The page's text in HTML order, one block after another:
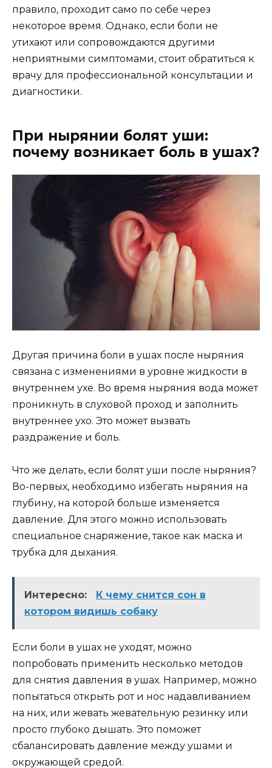
правило, проходит само по себе через
некоторое время. Однако, если боли не
утихают или сопровождаются другими
неприятными симптомами, стоит обратиться к
врачу для профессиональной консультации и
диагностики.
При нырянии болят уши:
почему возникает боль в ушах?
Другая причина боли в ушах после ныряния
связана с изменениями в уровне жидкости в
внутреннем ухе. Во время ныряния вода может
проникнуть в слуховой проход и заполнить
внутреннее ухо. Это может вызвать
раздражение и боль.
Что же делать, если болят уши после ныряния?
Во-первых, необходимо избегать ныряния на
глубину, на которой больше изменяется
давление. Для этого можно использовать
специальное снаряжение, такое как маска и
трубка для дыхания.
Интересно:
К чему снится сон в
котором видишь собаку
Если боли в ушах не уходят, можно
попробовать применить несколько методов
для снятия давления в ушах. Например, можно
попытаться открыть рот и нос надавливанием
на них, или жевать жевательную резинку или
просто глубоко дышать. Это поможет
сбалансировать давление между ушами и
окружающей средой.